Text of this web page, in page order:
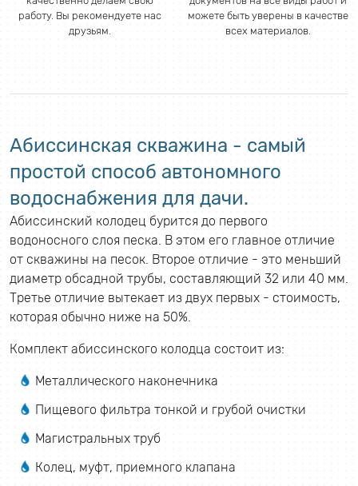
работу. Вы рекомендуете нас
друзьям.
можете быть уверены в качестве
всех материалов.
Абиссинская скважина - самый
простой способ автономного
водоснабжения для дачи.
Абиссинский колодец бурится до первого
водоносного слоя песка. В этом его главное отличие
от скважины на песок. Второе отличие - это меньший
диаметр обсадной трубы, составляющий 32 или 40 мм.
Третье отличие вытекает из двух первых - стоимость,
которая обычно ниже на 50%.
Комплект абиссинского колодца состоит из:
Металлического наконечника
Пищевого фильтра тонкой и грубой очистки
Магистральных труб
Колец, муфт, приемного клапана